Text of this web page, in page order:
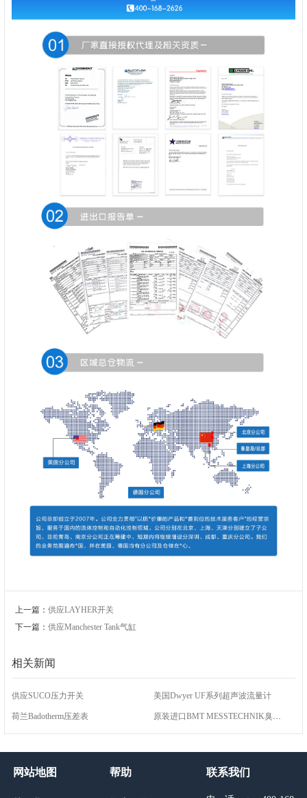
上一篇： 供应LAYHER开关
下一篇： 供应Manchester Tank气缸
相关新闻
供应SUCO压力开关 美国Dwyer UF系列超声波流量计
荷兰Badotherm压差表 原装进口BMT MESSTECHNIK臭氧分析仪
网站地图 帮助 联系我们